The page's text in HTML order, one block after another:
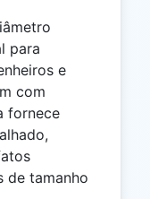
para
e
com
fornece
de tamanho